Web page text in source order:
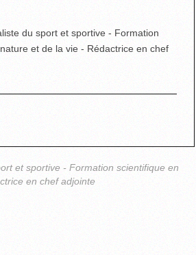
du sport et sportive - Formation
et de la vie - Rédactrice en chef
et sportive - Formation scientifique en
en chef adjointe